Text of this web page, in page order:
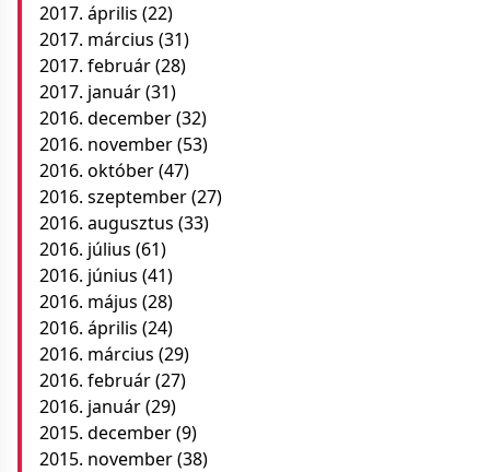
2017. április (22)
2017. március (31)
2017. február(28)
2017. január(31)
2016. december(32)
2016. november(53)
2016. október(47)
2016. szeptember(27)
2016. augusztus (33)
2016. július (61)
2016. június (41)
2016. május (28)
2016. április (24)
2016. március (29)
2016. február(27)
2016. január(29)
2015. december(9)
2015. november(38)